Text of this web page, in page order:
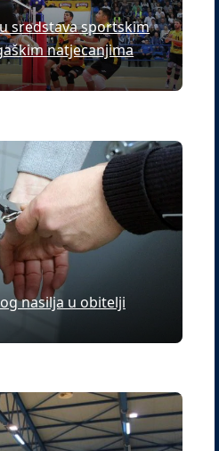
sredstava sportskim
natjecanjima
nasilja u obitelji